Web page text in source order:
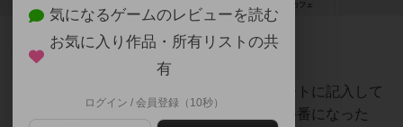
カフェ
1397名 充実
ゲームの目的ダイスの出目をシートに記入して
得点を稼ぐゲームの流れ自分の手番になった
気になるゲームのレビューを読む
お気に入り作品・所有リストの共
有
ログイン / 会員登録（10秒）